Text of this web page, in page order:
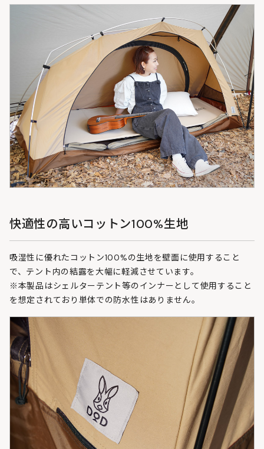
快適性の高いコットン100%生地
吸湿性に優れたコットン100%の生地を壁面に使用すること
で、テント内の結露を大幅に軽減させています。
※本製品はシェルターテント等のインナーとして使用すること
を想定されており単体での防水性はありません。